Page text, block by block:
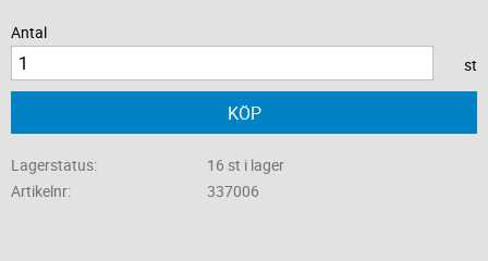
Antal
st
KÖP
Lagerstatus
16 st i lager
Artikelnr
337006